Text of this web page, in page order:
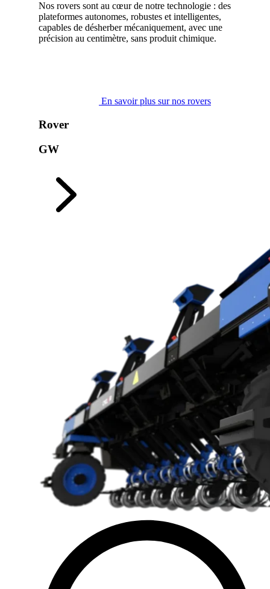
Nos rovers sont au cœur de notre technologie : des
plateformes autonomes, robustes et intelligentes,
capables de désherber mécaniquement, avec une
précision au centimètre, sans produit chimique.
En savoir plus sur nos rovers
Rover
GW